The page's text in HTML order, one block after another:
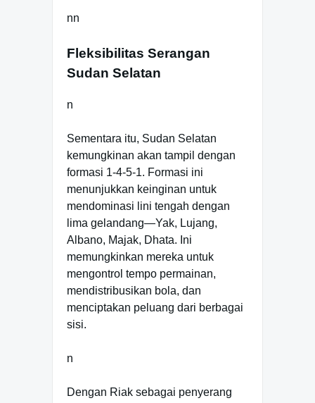
nn
Fleksibilitas Serangan
Sudan Selatan
n
Sementara itu, Sudan Selatan
kemungkinan akan tampil dengan
formasi 1-4-5-1. Formasi ini
menunjukkan keinginan untuk
mendominasi lini tengah dengan
lima gelandang—Yak, Lujang,
Albano, Majak, Dhata. Ini
memungkinkan mereka untuk
mengontrol tempo permainan,
mendistribusikan bola, dan
menciptakan peluang dari berbagai
sisi.
n
Dengan Riak sebagai penyerang